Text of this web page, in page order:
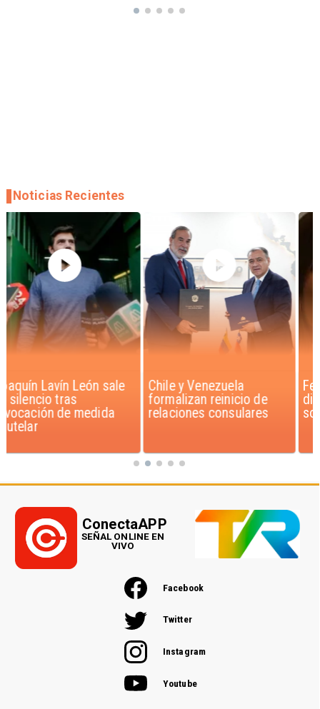
Chile y Venezuela
formalizan reinicio de
relaciones consulares
Feriantes rechazan
dichos de Camila Flores
sobre Fabiola Campillai
Noticias Recientes
Facebook
Twitter
Instagram
Youtube
ConectaAPP
SEÑAL ONLINE EN
VIVO